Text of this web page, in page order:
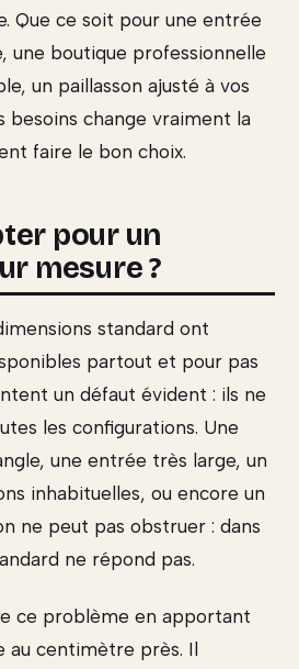
Que ce soit pour une entrée
une boutique professionnelle
un paillasson ajusté à vos
besoins change vraiment la
faire le bon choix.
pour un
mesure ?
standard ont
partout et pour pas
un défaut évident : ils ne
les configurations. Une
une entrée très large, un
inhabituelles, ou encore un
ne peut pas obstruer : dans
ne répond pas.
ce problème en apportant
au centimètre près. Il